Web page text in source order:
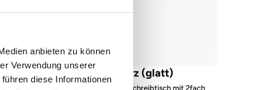
anbieten zu können
Verwendung unserer
diese Informationen
s52 focus – Gestell Schwarz (glatt)
Multifunktionaler höhenverstellbarer Schreibtisch mit 2fach